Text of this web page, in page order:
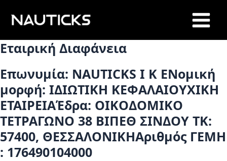
content
Main
Menu
Εταιρική Διαφάνεια
Επωνυμία: NAUTICKS I K EΝομική
μορφή: ΙΔΙΩΤΙΚΗ ΚΕΦΑΛΑΙΟΥΧΙΚΗ
ΕΤΑΙΡΕΙΑΈδρα: ΟΙΚΟΔΟΜΙΚΟ
ΤΕΤΡΑΓΩΝΟ 38 ΒΙΠΕΘ ΣΙΝΔΟΥ ΤΚ:
57400, ΘΕΣΣΑΛΟΝΙΚΗΑριθμός ΓΕΜΗ
: 176490104000